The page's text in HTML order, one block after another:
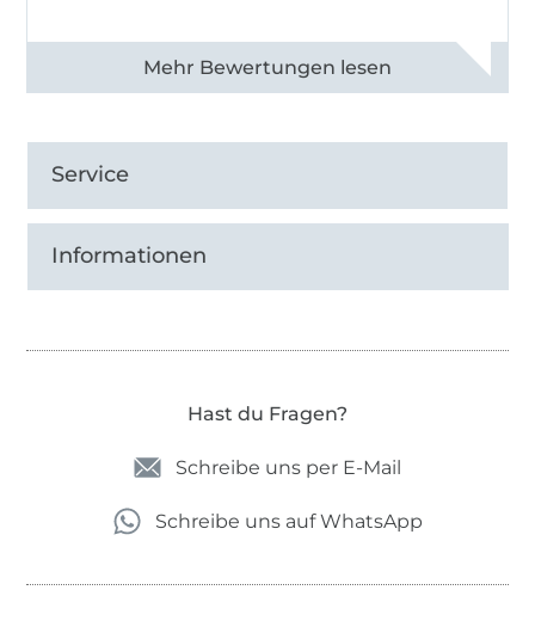
Alle 82968 Bewertungen ansehen
Service
Informationen
Hast du Fragen?
Schreibe uns per E-Mail
Schreibe uns auf WhatsApp